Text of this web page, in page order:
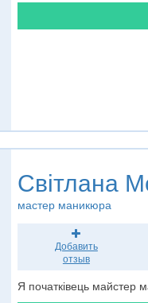
Світлана
мастер маникюра
Добавить
отзыв
Я початківець майстер